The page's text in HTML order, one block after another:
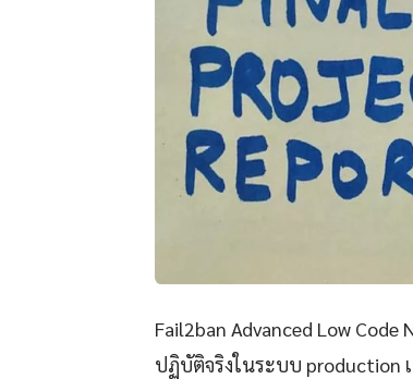
Fail2ban Advanced Low
ปฏิบัติจริงในระบบ production